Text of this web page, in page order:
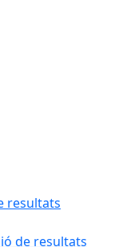
resultats
de resultats